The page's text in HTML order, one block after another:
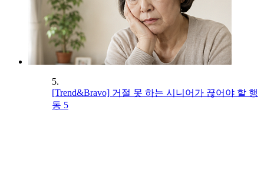
5.
[Trend&Bravo] 거절 못 하는 시니어가 끊어야 할 행
동 5